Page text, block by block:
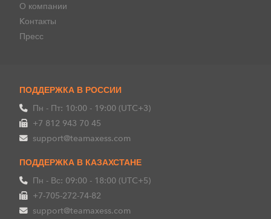
О компании
Kонтакты
Пресс
ПОДДЕРЖКА В РОССИИ
Пн - Пт: 10:00 - 19:00 (UTC+3)
+7 812 943 70 45
support@teamaxess.com
ПОДДЕРЖКА В КАЗАХСТАНЕ
Пн - Вс: 09:00 - 18:00 (UTC+5)
+7-705-272-74-82
support@teamaxess.com